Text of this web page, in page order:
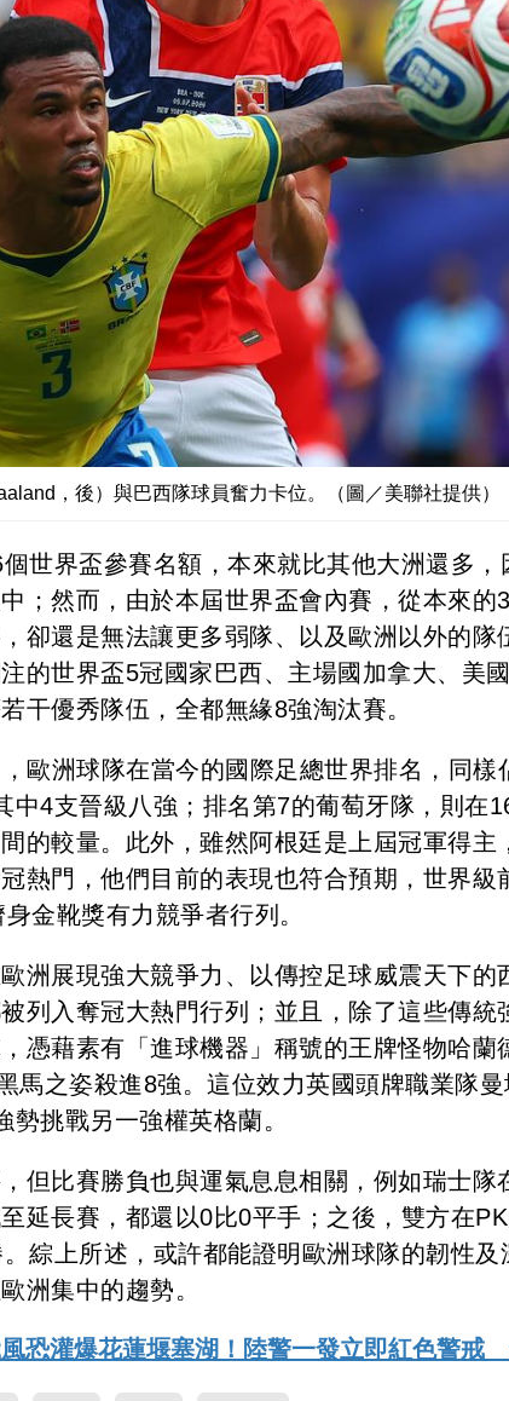
，後）與巴西隊球員奮力卡位。（圖／美聯社提供）
世界盃參賽名額，本來就比其他大洲還多，
；然而，由於本屆世界盃會內賽，從本來的
卻還是無法讓更多弱隊、以及歐洲以外的隊
的世界盃5冠國家巴西、主場國加拿大、美
干優秀隊伍，全都無緣8強淘汰賽。
歐洲球隊在當今的國際足總世界排名，同樣
中4支晉級八強；排名第7的葡萄牙隊，則在
的較量。此外，雖然阿根廷是上屆冠軍得主
熱門，他們目前的表現也符合預期，世界級
金靴獎有力競爭者行列。
洲展現強大競爭力、以傳控足球威震天下的
列入奪冠大熱門行列；並且，除了這些傳統
憑藉素有「進球機器」稱號的王牌怪物哈蘭
馬之姿殺進8強。這位效力英國頭牌職業隊
挑戰另一強權英格蘭。
但比賽勝負也與運氣息息相關，例如瑞士隊
延長賽，都還以0比0平手；之後，雙方在
綜上所述，或許都能證明歐洲球隊的韌性及
洲集中的趨勢。
恐灌爆花蓮堰塞湖！陸警一發立即紅色警戒